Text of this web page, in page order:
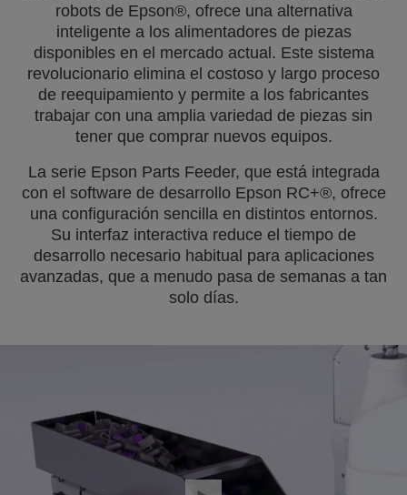
robots de Epson®, ofrece una alternativa
inteligente a los alimentadores de piezas
disponibles en el mercado actual. Este sistema
revolucionario elimina el costoso y largo proceso
de reequipamiento y permite a los fabricantes
trabajar con una amplia variedad de piezas sin
tener que comprar nuevos equipos.
La serie Epson Parts Feeder, que está integrada
con el software de desarrollo Epson RC+®, ofrece
una configuración sencilla en distintos entornos.
Su interfaz interactiva reduce el tiempo de
desarrollo necesario habitual para aplicaciones
avanzadas, que a menudo pasa de semanas a tan
solo días.